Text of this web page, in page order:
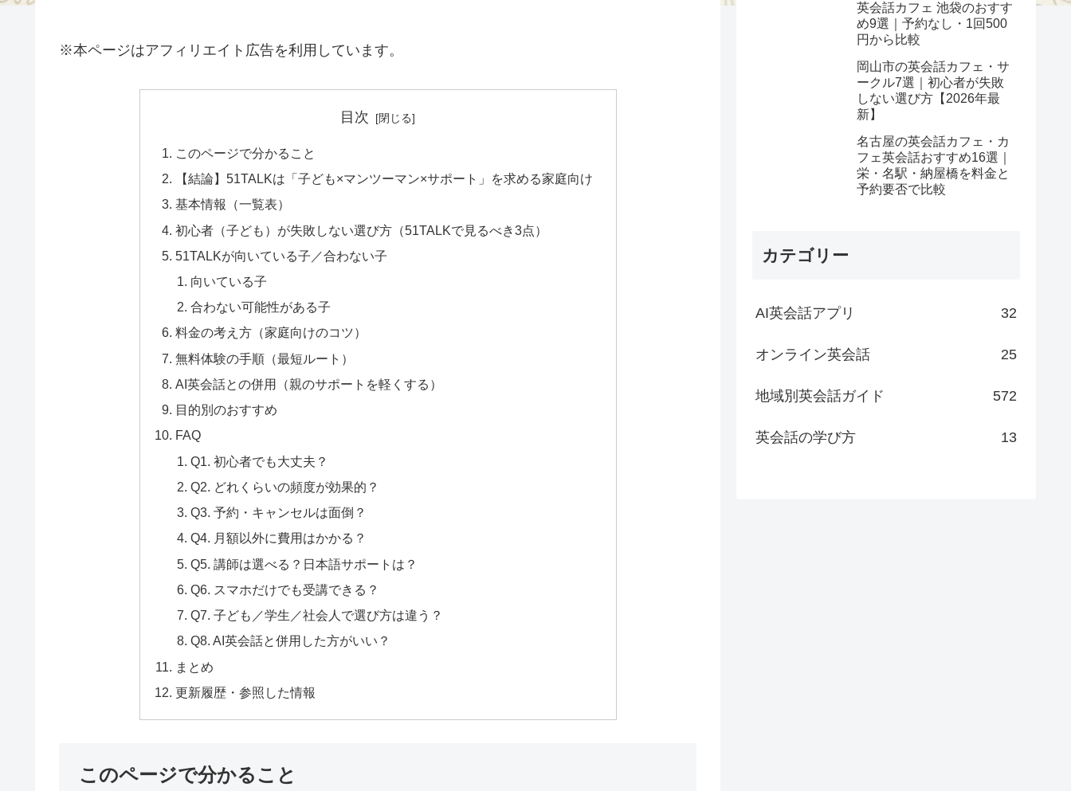
※本ページはアフィリエイト広告を利用しています。
目次
このページで分かること
【結論】51TALKは「子ども×マンツーマン×サポート」を求める家庭向け
基本情報（一覧表）
初心者（子ども）が失敗しない選び方（51TALKで見るべき3点）
51TALKが向いている子／合わない子
向いている子
合わない可能性がある子
料金の考え方（家庭向けのコツ）
無料体験の手順（最短ルート）
AI英会話との併用（親のサポートを軽くする）
目的別のおすすめ
FAQ
Q1. 初心者でも大丈夫？
Q2. どれくらいの頻度が効果的？
Q3. 予約・キャンセルは面倒？
Q4. 月額以外に費用はかかる？
Q5. 講師は選べる？日本語サポートは？
Q6. スマホだけでも受講できる？
Q7. 子ども／学生／社会人で選び方は違う？
Q8. AI英会話と併用した方がいい？
まとめ
更新履歴・参照した情報
このページで分かること
英会話カフェ 池袋のおすす
め9選｜予約なし・1回500
円から比較
岡山市の英会話カフェ・サ
ークル7選｜初心者が失敗
しない選び方【2026年最
新】
名古屋の英会話カフェ・カ
フェ英会話おすすめ16選｜
栄・名駅・納屋橋を料金と
予約要否で比較
カテゴリー
AI英会話アプリ 32
オンライン英会話 25
地域別英会話ガイド 572
英会話の学び方 13